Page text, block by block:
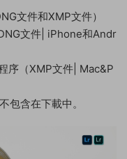
文件和XMP文件）
文件| iPhone和Andr
序（XMP文件| Mac&P
包含在下載中。